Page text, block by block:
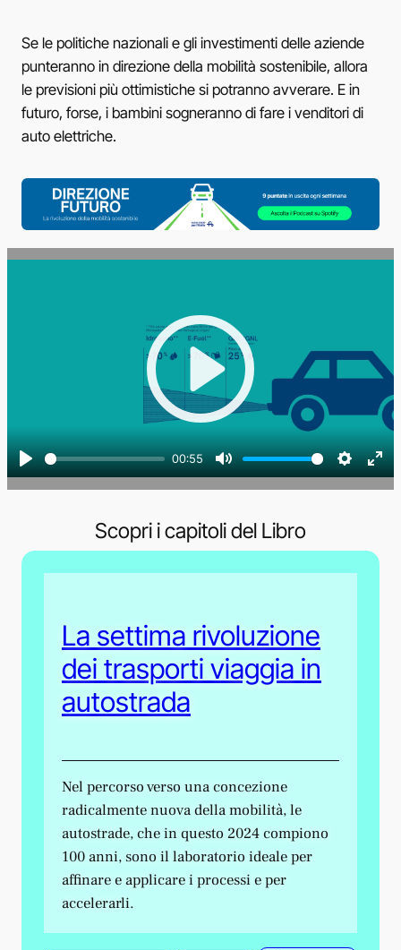
Se le politiche nazionali e gli investimenti delle aziende
punteranno in direzione della mobilità sostenibile, allora
le previsioni più ottimistiche si potranno avverare. E in
futuro, forse, i bambini sogneranno di fare i venditori di
auto elettriche.
Play
00:55
Mute Settings
Play
Scopri i capitoli del Libro
La settima rivoluzione
dei trasporti viaggia in
autostrada
Nel percorso verso una concezione
radicalmente nuova della mobilità, le
autostrade, che in questo 2024 compiono
100 anni, sono il laboratorio ideale per
affinare e applicare i processi e per
accelerarli.